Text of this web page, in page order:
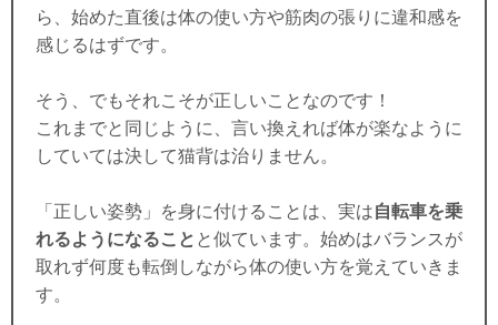
ら、始めた直後は体の使い方や筋肉の張りに違和感を
感じるはずです。
そう、でもそれこそが正しいことなのです！
これまでと同じように、言い換えれば体が楽なように
していては決して猫背は治りません。
「正しい姿勢」を身に付けることは、実は自転車を乗
れるようになること と似ています。始めはバランスが
取れず何度も転倒しながら体の使い方を覚えていきま
す。